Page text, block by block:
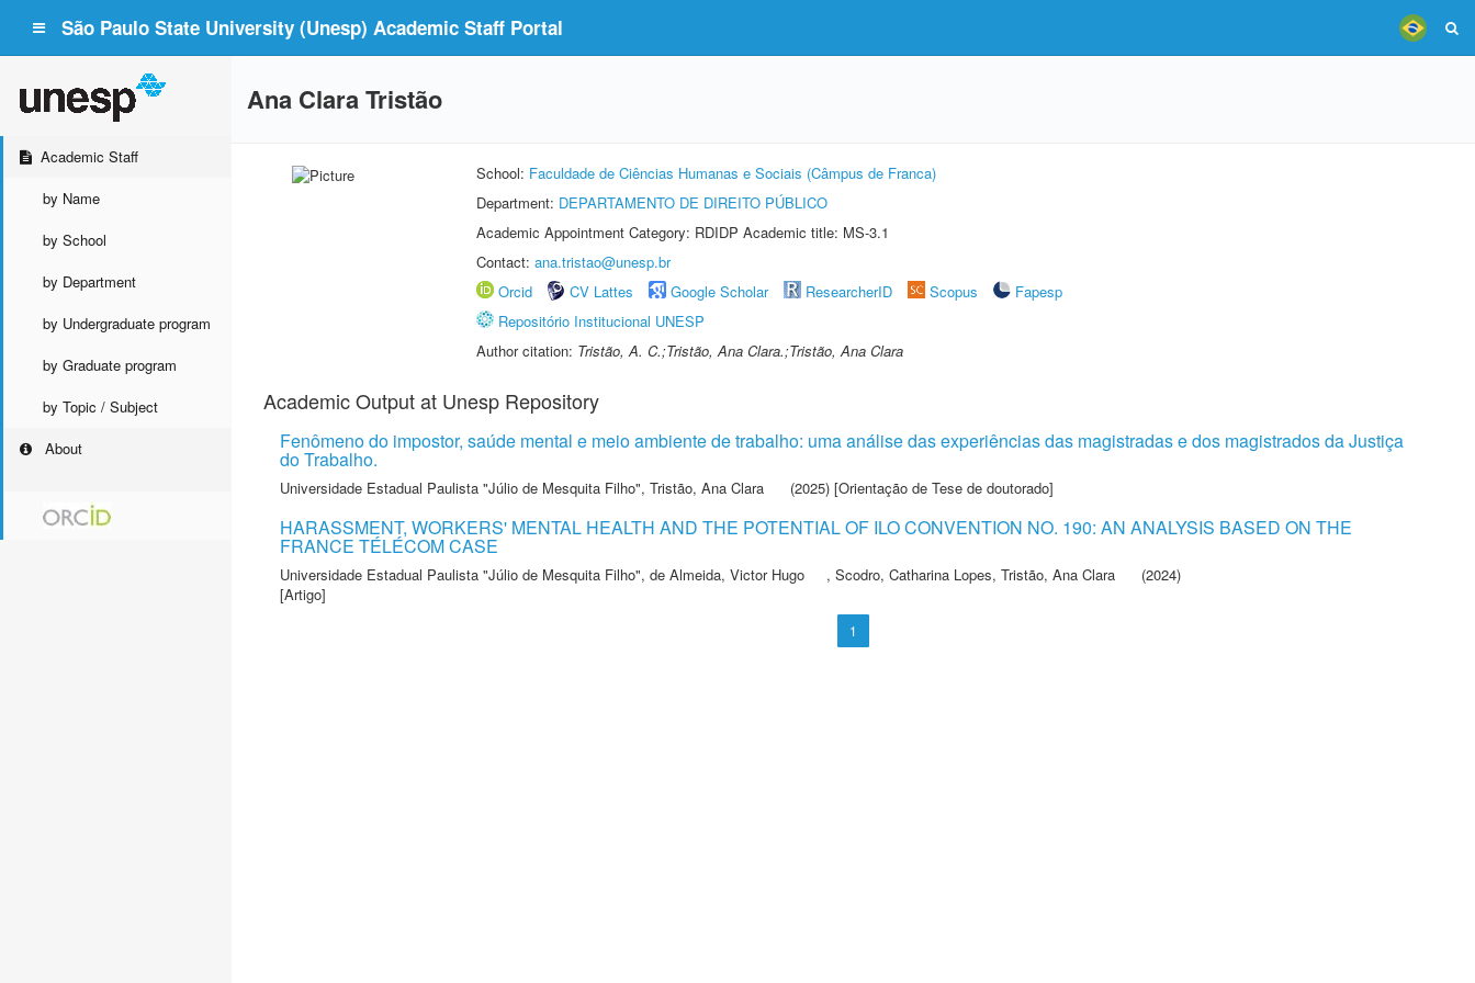
São Paulo State University (Unesp) Academic Staff Portal
Academic Staff
by Name
by School
by Department
by Undergraduate program
by Graduate program
by Topic / Subject
About
Ana Clara Tristão
School: Faculdade de Ciências Humanas e Sociais (Câmpus de Franca)
Department: DEPARTAMENTO DE DIREITO PÚBLICO
Academic Appointment Category: RDIDP Academic title: MS-3.1
Contact: ana.tristao@unesp.br
Orcid
CV Lattes Google Scholar ResearcherID Scopus
Fapesp
Repositório Institucional UNESP
Author citation: Tristão, A. C.;Tristão, Ana Clara.;Tristão, Ana Clara
Academic Output at Unesp Repository
Fenômeno do impostor, saúde mental e meio ambiente de trabalho: uma análise das experiências das magistradas e dos magistrados da Justiça
do Trabalho.
Universidade Estadual Paulista "Júlio de Mesquita Filho", Tristão, Ana Clara (2025) [Orientação de Tese de doutorado]
HARASSMENT, WORKERS' MENTAL HEALTH AND THE POTENTIAL OF ILO CONVENTION NO. 190: AN ANALYSIS BASED ON THE
FRANCE TÉLÉCOM CASE
Universidade Estadual Paulista "Júlio de Mesquita Filho", de Almeida, Victor Hugo , Scodro, Catharina Lopes, Tristão, Ana Clara
(2024)
[Artigo]
1